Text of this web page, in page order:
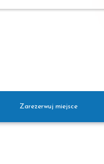
Zarezerwuj miejsce